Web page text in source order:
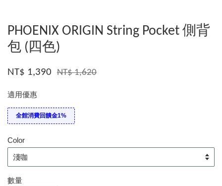
PHOENIX ORIGIN String Pocket 側背
包 (四色)
NT$ 1,390 NT$ 1,620
適用優惠
全館消費回饋金1%
Color
數量